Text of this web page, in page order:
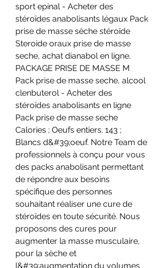
sport epinal - Acheter des
stéroïdes anabolisants légaux Pack
prise de masse sèche stéroïde
Steroide oraux prise de masse
seche, achat dianabol en ligne.
PACKAGE PRISE DE MASSE M
Pack prise de masse seche, alcool
clenbuterol - Acheter des
stéroïdes anabolisants en ligne
Pack prise de masse seche
Calories ; Oeufs entiers. 143 ;
Blancs d&#39;oeuf. Notre Team de
professionnels à conçu pour vous
des packs anabolisant permettant
de répondre aux besoins
spécifique des personnes
souhaitant réaliser une cure de
stéroïdes en toute sécurité. Nous
proposons des cures pour
augmenter la masse musculaire,
pour la sèche et
l&#39;augmentation du volumes